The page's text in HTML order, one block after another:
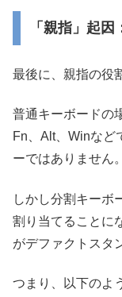
「親指」起
最後に、親指の役
普通キーボードの
Fn、Alt、Winなど
ーではありません。
しかし分割キーボ
割り当てることに
がデファクトスタ
つまり、以下のよ